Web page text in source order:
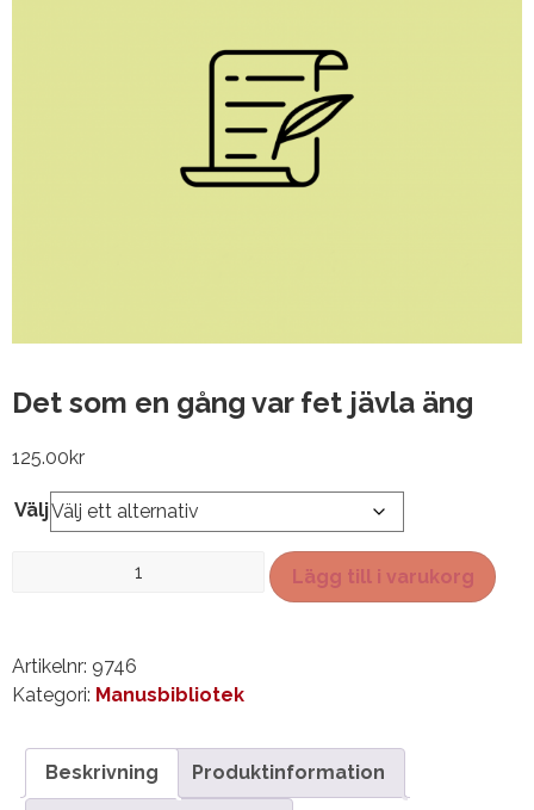
Det som en gång var fet jävla äng
125.00kr
Välj
var
fet
mängd
Lägg till i varukorg
Artikelnr: 9746
Kategori: Manusbibliotek
Beskrivning Produktinformation